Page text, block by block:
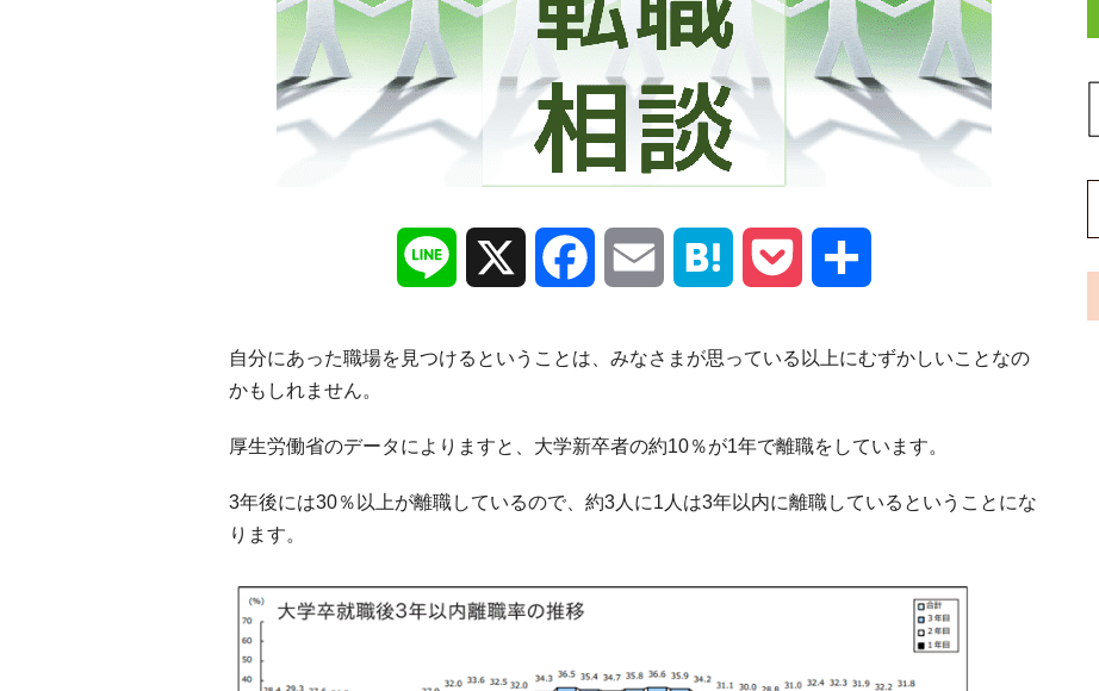
Line Facebook Email Hatena Pocket
自分にあった職場を見つけるということは、みなさまが思っている以上にむずかしいことなの
かもしれません。
厚生労働省のデータによりますと、大学新卒者の約10％が1年で離職をしています。
3年後には30％以上が離職しているので、約3人に1人は3年以内に離職しているということにな
ります。